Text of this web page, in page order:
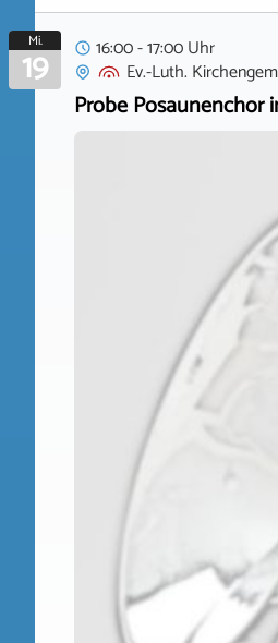
Mi.
19
16:00 - 17:00 Uhr
Ev.-Luth.
Probe Posaunenchor